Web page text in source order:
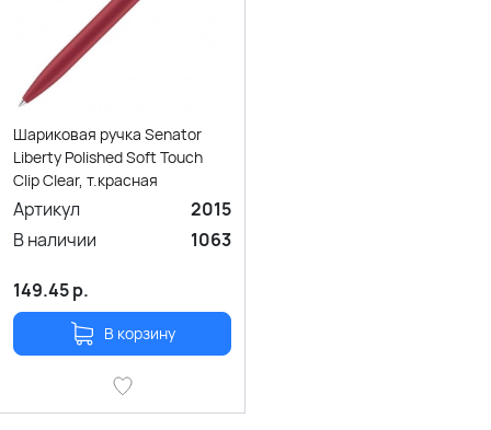
Шариковая ручка Senator
Liberty Polished Soft Touch
Clip Clear, т.красная
Артикул
2015
В наличии
1063
149.45р.
В корзину